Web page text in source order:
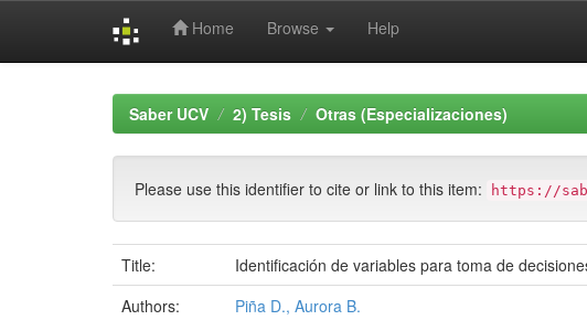
Home Browse Help
Saber UCV 2) Tesis Otras (Especializaciones)
Please use this identifier to cite or link to this item: https://
Title:
Identificación de variables para toma de
Authors:
Piña D., Aurora B.